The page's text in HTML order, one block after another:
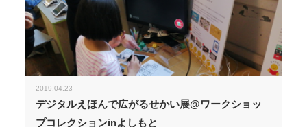
2019.04.23
デジタルえほんで広がるせかい展@ワークショッ
プコレクションinよしもと